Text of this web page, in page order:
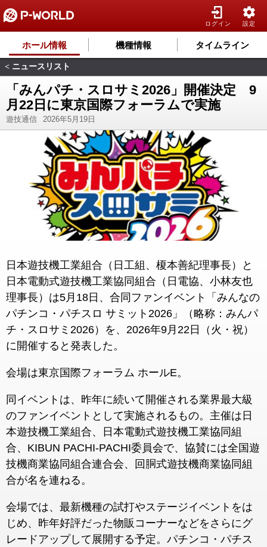
ログイン 設定
ホール情報 機種情報 タイムライン
< ニュースリスト
「みんパチ・スロサミ2026」開催決定 9
月22日に東京国際フォーラムで実施
遊技通信 2026年5月19日
日本遊技機工業組合（日工組、榎本善紀理事長）と
日本電動式遊技機工業協同組合（日電協、小林友也
理事長）は5月18日、合同ファンイベント「みんなの
パチンコ・パチスロ サミット2026」（略称：みんパ
チ・スロサミ2026）を、2026年9月22日（火・祝）
に開催すると発表した。
会場は東京国際フォーラム ホールE。
同イベントは、昨年に続いて開催される業界最大級
のファンイベントとして実施されるもの。主催は日
本遊技機工業組合、日本電動式遊技機工業協同組
合、KIBUN PACHI-PACHI委員会で、協賛には全国遊
技機商業協同組合連合会、回胴式遊技機商業協同組
合が名を連ねる。
会場では、最新機種の試打やステージイベントをは
じめ、昨年好評だった物販コーナーなどをさらにグ
レードアップして展開する予定。パチンコ・パチス